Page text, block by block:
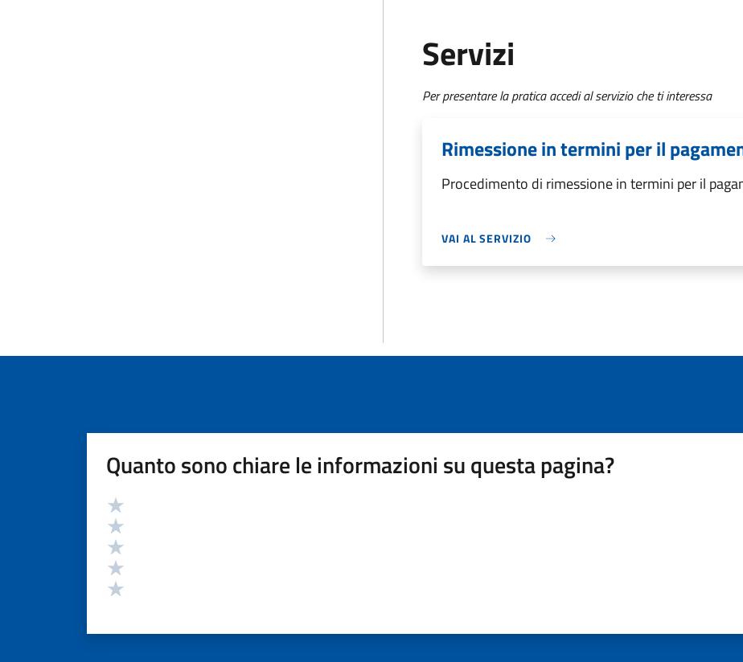
Servizi
Per presentare la pratica accedi al servizio che ti interessa
Rimessione in termini per il
Procedimento di rimessione in termini per il
VAI AL SERVIZIO
Quanto sono chiare le informazioni su questa pagina?
Valutazione